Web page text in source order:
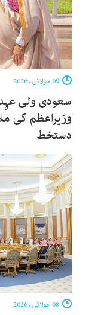
سعودی ولی
وزیراعظم کی
دستخط